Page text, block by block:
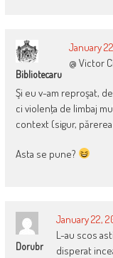
Bibliotecaru
January
@ Victor
Şi eu v-am reproşat,
ci violenţa de limbaj
context (sigur, părerea
Asta se pune?
Dorubr
January 22,
L-au scos
disperat